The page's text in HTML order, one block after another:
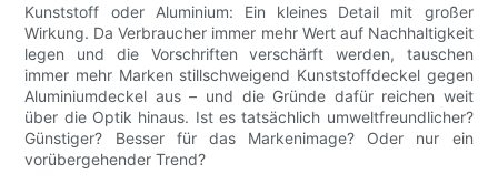
Kunststoff oder Aluminium: Ein kleines Detail mit großer
Wirkung. Da Verbraucher immer mehr Wert auf Nachhaltigkeit
legen und die Vorschriften verschärft werden, tauschen
immer mehr Marken stillschweigend Kunststoffdeckel gegen
Aluminiumdeckel aus – und die Gründe dafür reichen weit
über die Optik hinaus. Ist es tatsächlich umweltfreundlicher?
Günstiger? Besser für das Markenimage? Oder nur ein
vorübergehender Trend?